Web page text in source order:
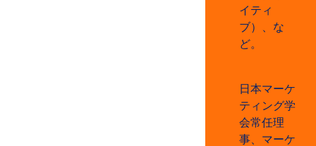
イティ
ブ）、な
ど。
日本マーケ
ティング学
会常任理
事、マーケ